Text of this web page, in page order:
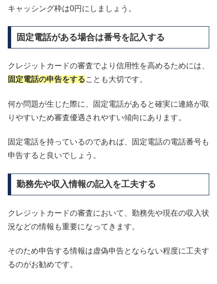
キャッシング枠は0円にしましょう。
固定電話がある場合は番号を記入する
クレジットカードの審査でより信用性を高めるためには、
固定電話の申告をすることも大切です。
何か問題が生じた際に、固定電話があると確実に連絡が取
りやすいため審査優遇されやすい傾向にあります。
固定電話を持っているのであれば、固定電話の電話番号も
申告すると良いでしょう。
勤務先や収入情報の記入を工夫する
クレジットカードの審査において、勤務先や現在の収入状
況などの情報も重要になってきます。
そのため申告する情報は虚偽申告とならない程度に工夫す
るのがお勧めです。